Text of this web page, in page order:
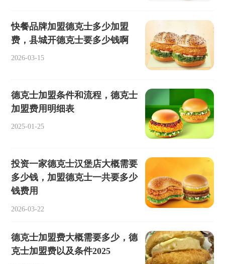
快餐品牌加盟德克士多少加盟
费，县城开德克士要多少钱啊
2026-03-15
德克士加盟条件和流程，德克士
加盟费用明细表
2025-01-25
投资一家德克士汉堡店大概需要
多少钱，加盟德克士一共要多少
钱费用
2026-03-22
德克士加盟费大概需要多少，德
克士加盟费以及条件2025